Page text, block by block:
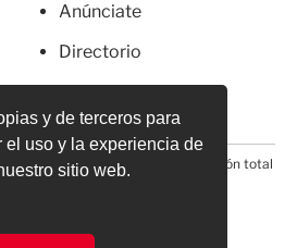
y de terceros para
el uso y la experiencia de
sitio web.
Anúnciate
Directorio
Prohibida la reproducción total
cualquier medio electrónico*